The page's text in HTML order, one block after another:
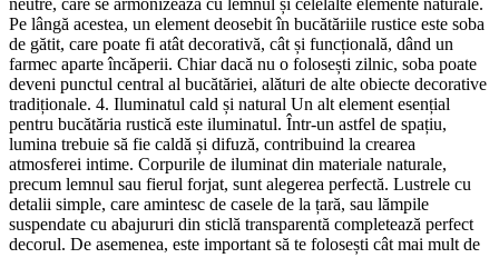
Pe lângă acestea, un element deosebit în bucătăriile rustice este soba
de gătit, care poate fi atât decorativă, cât și funcțională, dând un
farmec aparte încăperii. Chiar dacă nu o folosești zilnic, soba poate
deveni punctul central al bucătăriei, alături de alte obiecte decorative
tradiționale. 4. Iluminatul cald și natural Un alt element esențial
pentru bucătăria rustică este iluminatul. Într-un astfel de spațiu,
lumina trebuie să fie caldă și difuză, contribuind la crearea
atmosferei intime. Corpurile de iluminat din materiale naturale,
precum lemnul sau fierul forjat, sunt alegerea perfectă. Lustrele cu
detalii simple, care amintesc de casele de la țară, sau lămpile
suspendate cu abajururi din sticlă transparentă completează perfect
decorul. De asemenea, este important să te folosești cât mai mult de